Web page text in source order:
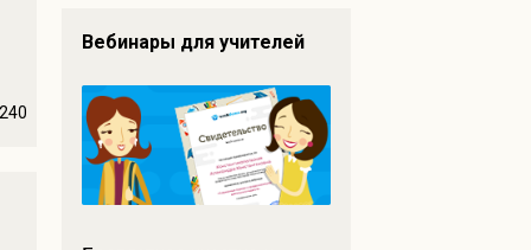
240
Вебинары для учителей